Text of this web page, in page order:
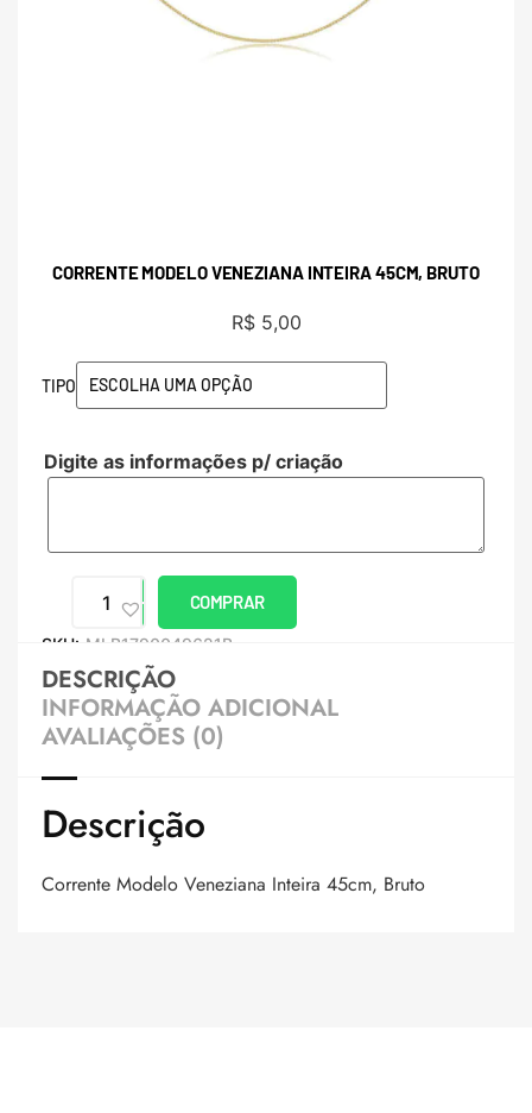
CORRENTE MODELO VENEZIANA INTEIRA 45CM, BRUTO
R$5,00
TIPO
Digite as informações p/ criação
COMPRAR
SKU: MLB1790049621B
DESCRIÇÃO
INFORMAÇÃO ADICIONAL
AVALIAÇÕES (0)
Descrição
Corrente Modelo Veneziana Inteira 45cm, Bruto